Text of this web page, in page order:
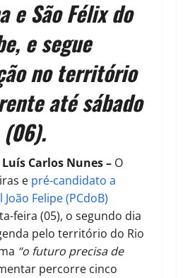
e São Félix do
e segue
no território
até sábado
(06).
Carlos Nunes – O
e pré-candidato a
Felipe (PCdoB)
feira (05), o segundo dia
pelo território do Rio
“o futuro precisa de
percorre cinco